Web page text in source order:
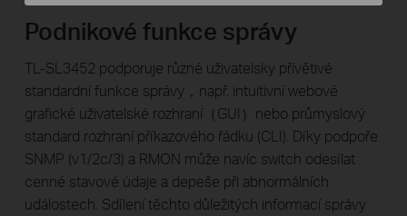
Podnikové funkce správy
TL-SL3452 podporuje různé uživatelsky přívětivé
standardní funkce správy，např. intuitivní webové
grafické uživatelské rozhraní（GUI）nebo průmyslový
standard rozhraní příkazového řádku (CLI). Díky podpoře
SNMP (v1/2c/3) a RMON může navíc switch odesílat
cenné stavové údaje a depeše při abnormálních
událostech. Sdílení těchto důležitých informací správy